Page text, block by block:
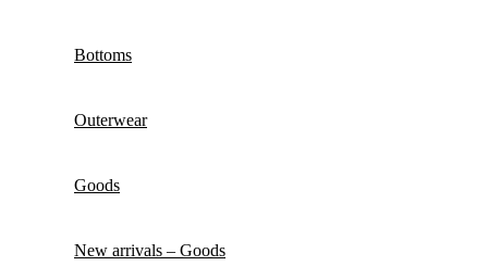
Bottoms
Outerwear
Goods
New arrivals – Goods